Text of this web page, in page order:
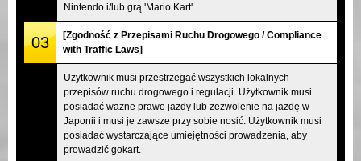
Nintendo i/lub grą 'Mario Kart'.
03
[Zgodność z Przepisami Ruchu Drogowego / Compliance
with Traffic Laws]
Użytkownik musi przestrzegać wszystkich lokalnych
przepisów ruchu drogowego i regulacji. Użytkownik musi
posiadać ważne prawo jazdy lub zezwolenie na jazdę w
Japonii i musi je zawsze przy sobie nosić. Użytkownik musi
posiadać wystarczające umiejętności prowadzenia, aby
prowadzić gokart.